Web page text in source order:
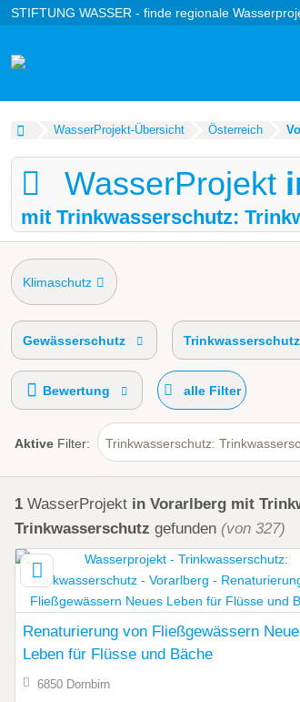
STIFTUNG WASSER - finde regionale
WasserProjekt-Übersicht Österreich
WasserProjekt
mit Trinkwasserschutz:
Klimaschutz
Gewässerschutz Trinkwasserschutz
Bewertung alle Filter
Aktive Filter: Trinkwasserschutz:
1 WasserProjekt in Vorarlberg mit
Trinkwasserschutz gefunden (von 327)
Renaturierung von Fließgewässern
Leben für Flüsse und Bäche
6850 Dornbirn